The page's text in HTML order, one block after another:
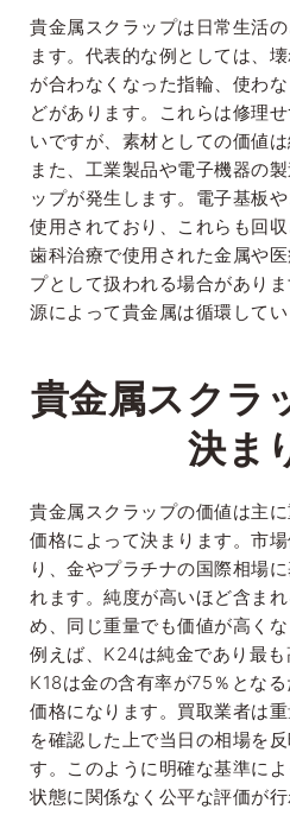
貴金属スクラップは日常生活
ます。代表的な例としては、
が合わなくなった指輪、使わ
どがあります。これらは修理
いですが、素材としての価値は
また、工業製品や電子機器の
ップが発生します。電子基板
使用されており、これらも回収
歯科治療で使用された金属や
プとして扱われる場合があり
源によって貴金属は循環してい
貴金属スクラ
決ま
貴金属スクラップの価値は主
価格によって決まります。市
り、金やプラチナの国際相場
れます。純度が高いほど含ま
め、同じ重量でも価値が高くな
例えば、K24は純金であり最も
K18は金の含有率が75％とな
価格になります。買取業者は
を確認した上で当日の相場を
す。このように明確な基準によ
状態に関係なく公平な評価が行